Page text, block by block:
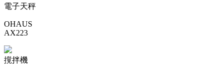
電子天秤
OHAUS
AX223
撹拌機